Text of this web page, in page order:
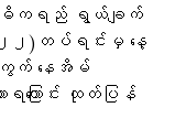
အဓိကရည် ရွယ်ချက်
(၄၂၂)တပ်ရင်းမှ နေ့
ကွက် နေအိမ်
ကြောင်း ထုတ်ပြန်